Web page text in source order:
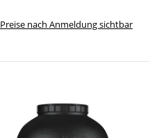
Preise nach Anmeldung sichtbar